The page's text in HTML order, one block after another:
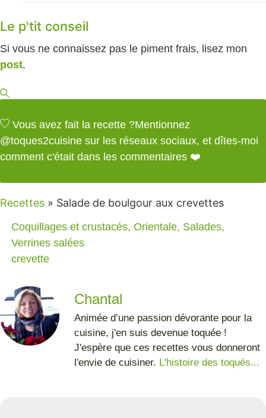
Le p'tit conseil
Si vous ne connaissez pas le piment frais, lisez mon
post.
Vous avez fait la recette ?Mentionnez
@toques2cuisine sur les réseaux sociaux, et dîtes-moi
comment c'était dans les commentaires ❤️
Recettes » Salade de boulgour aux crevettes
Coquillages et crustacés, Orientale, Salades,
Verrines salées
crevette
Chantal
Animée d’une passion dévorante pour la
cuisine, j'en suis devenue toquée !
J'espère que ces recettes vous donneront
l'envie de cuisiner. L'histoire des toqués...